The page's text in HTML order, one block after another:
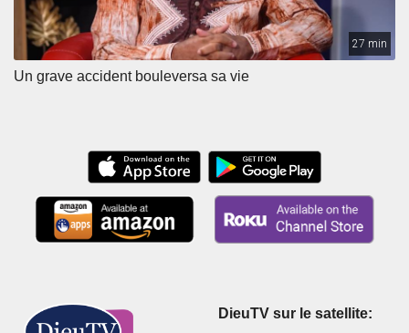
27 min
Un grave accident bouleversa sa vie
DieuTV sur le satellite: